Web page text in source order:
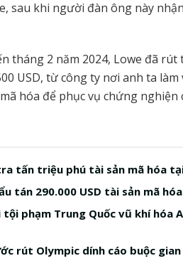
sau khi người đàn ông này
tháng 2 năm 2024, Lowe đã
USD, từ công ty nơi anh ta làm
hóa để phục vụ chứng nghiện
tấn triệu phú tài sản mã hóa
tán 290.000 USD tài sản mã
phạm Trung Quốc vũ khí hóa
rút Olympic dính cáo buộc